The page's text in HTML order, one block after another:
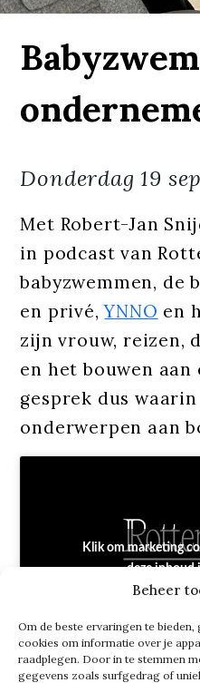
Beheer
Om de beste ervaringen te
cookies om informatie over je
raadplegen. Door in te stemmen
gegevens zoals surfgedrag of
Donderdag 19
Met Robert-Jan
in podcast van
babyzwemmen, de
en privé,YNNO en
zijn vrouw, reizen,
en het bouwen
gesprek dus
onderwerpen aan
Klik om marketing
deze inhoud